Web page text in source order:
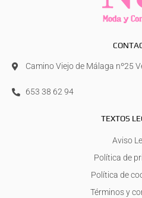
Camino Viejo de Málaga nº25
653 38 62 94
TEXTOS
Aviso
Política de
Política de
Términos y